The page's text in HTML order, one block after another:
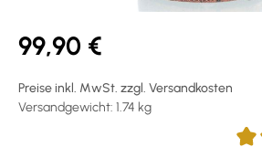
99,90 €
Preise inkl. MwSt. zzgl. Versandkosten
Versandgewicht: 1.74 kg